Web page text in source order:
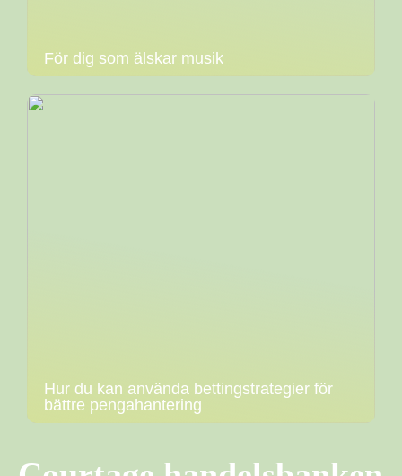
För dig som älskar musik
Hur du kan använda bettingstrategier för
bättre pengahantering